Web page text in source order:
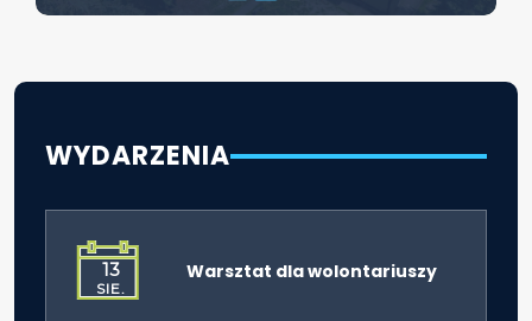
WYDARZENIA
13
SIE.
Warsztat dla wolontariuszy